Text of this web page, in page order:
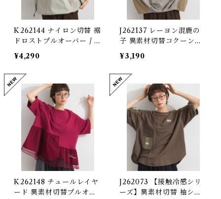
K262144 ナイロン切替 裾
ドロストプルオーバー / N
ylon-Panel Drawstring-
Hem Pullover
¥4,290
J262137 レーヨン混鹿の
子 異素材切替コクーンプ
ルオーバー / Rayon-Blen
d Piqué Mixed-Fabric
Cocoon Pullover
¥3,190
K262148 チュールレイヤ
ード 異素材切替プルオー
J262073 【接触冷感シリ
ーズ】異素材切替 袖シャ